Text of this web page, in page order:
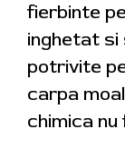
fierbinte
inghetat si
potrivite
carpa
chimica